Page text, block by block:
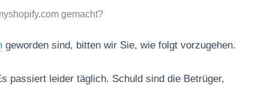
gemacht?
geworden sind, bitten wir Sie, wie folgt vorzugehen.
passiert leider täglich. Schuld sind die Betrüger,